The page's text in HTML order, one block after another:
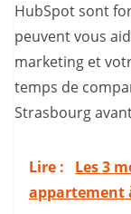
HubSpot sont
peuvent vous
marketing et
temps de
Strasbourg
Lire :
Les 3
appartement